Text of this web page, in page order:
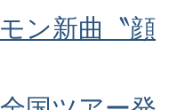
ン新曲〝顔